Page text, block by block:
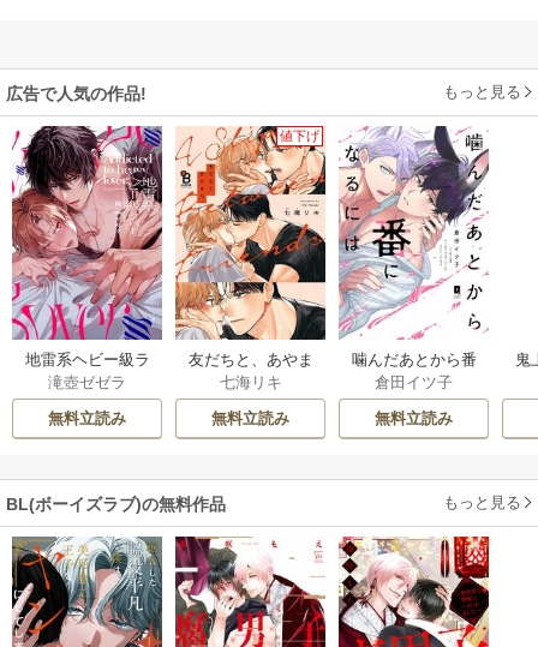
広告で人気の作品! もっと見る
地雷系ヘビー級ラ
バー【単行本版】
滝壺ゼゼラ
無料立読み
値下げ
友だちと、あやま
ち。
七海リキ
無料立読み
噛んだあとから番
になるには【単行
本版】
倉田イツ子
無料立読み
鬼
BL(ボーイズラブ)の無料作品 もっと見る